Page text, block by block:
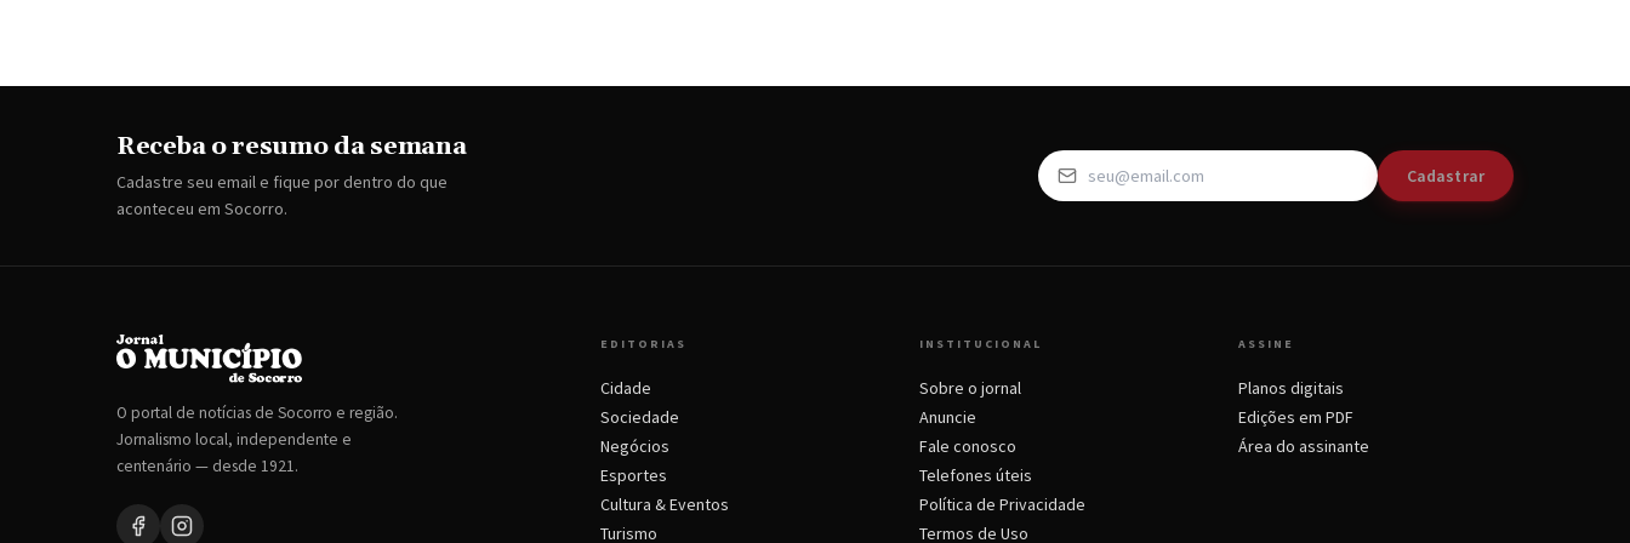
Receba o resumo da semana
Cadastre seu email e fique por dentro do que
aconteceu em Socorro.
Cadastrar
O portal de notícias de Socorro e região.
Jornalismo local, independente e
centenário — desde 1921.
EDITORIAS
Cidade
Sociedade
Negócios
Esportes
Cultura & Eventos
Turismo
INSTITUCIONAL
Sobre o jornal
Anuncie
Fale conosco
Telefones úteis
Política de Privacidade
Termos de Uso
ASSINE
Planos digitais
Edições em PDF
Área do assinante